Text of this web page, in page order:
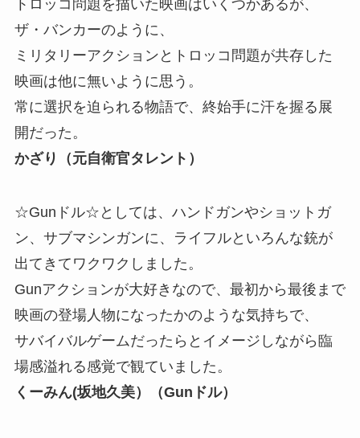
トロッコ問題を描いた映画はいくつかあるが、
ザ・バンカーのように、
ミリタリーアクションとトロッコ問題が共存した
映画は他に無いように思う。
常に選択を迫られる物語で、終始手に汗を握る展
開だった。
かざり（元自衛官タレント）
☆Gunドル☆としては、ハンドガンやショットガ
ン、サブマシンガンに、ライフルといろんな銃が
出てきてワクワクしました。
Gunアクションが大好きなので、最初から最後まで
映画の登場人物になったかのような気持ちで、
サバイバルゲームだったらとイメージしながら臨
場感溢れる感覚で観ていました。
くーみん(坂地久美）（Gunドル）